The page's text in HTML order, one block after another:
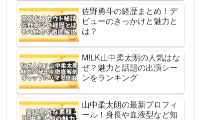
佐野勇斗の経歴まとめ！デ
ビューのきっかけと魅力と
は？
M!LK山中柔太朗の人気はな
ぜ？魅力と話題の出演シー
ンをランキング
山中柔太朗の最新プロフィ
ール！身長や血液型など知